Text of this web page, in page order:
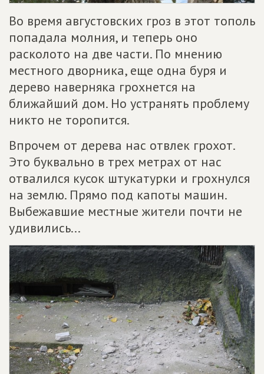
Во время августовских гроз в этот тополь
попадала молния, и теперь оно
расколото на две части. По мнению
местного дворника, еще одна буря и
дерево наверняка грохнется на
ближайший дом. Но устранять проблему
никто не торопится.
Впрочем от дерева нас отвлек грохот.
Это буквально в трех метрах от нас
отвалился кусок штукатурки и грохнулся
на землю. Прямо под капоты машин.
Выбежавшие местные жители почти не
удивились...